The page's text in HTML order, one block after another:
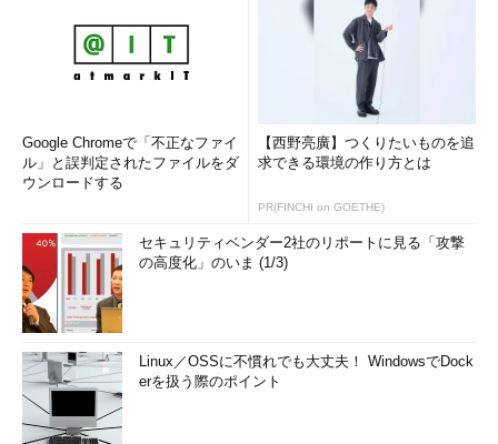
Google Chromeで「不正なファイ
ル」と誤判定されたファイルをダ
ウンロードする
【西野亮廣】つくりたいものを追
求できる環境の作り方とは
PR(FINCHI on GOETHE)
セキュリティベンダー2社のリポートに見る「攻撃
の高度化」のいま (1/3)
Linux／OSSに不慣れでも大丈夫！ WindowsでDock
erを扱う際のポイント